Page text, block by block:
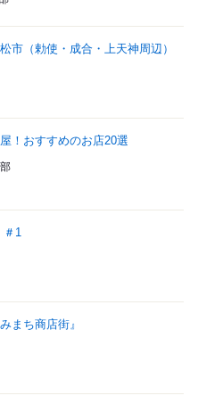
市（勅使・成合・上天神周辺）
！おすすめのお店20選
＃1
まち商店街』